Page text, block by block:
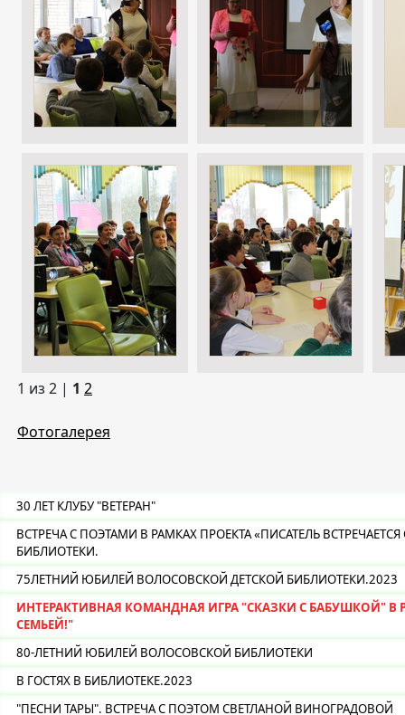
1 из 2 | 1 2
Фотогалерея
30 ЛЕТ КЛУБУ "ВЕТЕРАН"
ВСТРЕЧА С ПОЭТАМИ В РАМКАХ ПРОЕКТА «ПИСАТЕЛЬ
БИБЛИОТЕКИ.
75ЛЕТНИЙ ЮБИЛЕЙ ВОЛОСОВСКОЙ ДЕТСКОЙ БИБЛИОТЕКИ.2023
ИНТЕРАКТИВНАЯ КОМАНДНАЯ ИГРА "СКАЗКИ С БАБУШКОЙ"
СЕМЬЕЙ!"
80-ЛЕТНИЙ ЮБИЛЕЙ ВОЛОСОВСКОЙ БИБЛИОТЕКИ
В ГОСТЯХ В БИБЛИОТЕКЕ.2023
"ПЕСНИ ТАРЫ". ВСТРЕЧА С ПОЭТОМ СВЕТЛАНОЙ ВИНОГРАДОВОЙ